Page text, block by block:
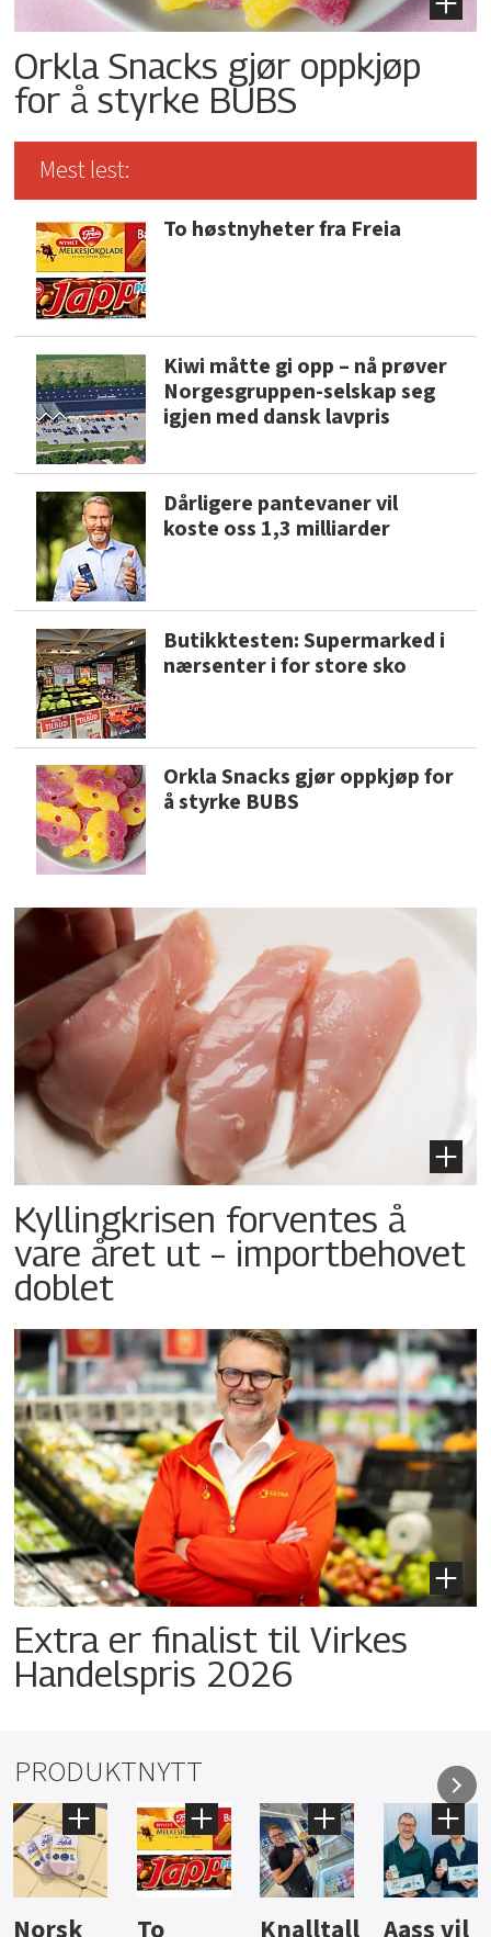
Orkla Snacks gjør oppkjøp
for å styrke BUBS
Mest lest:
To høstnyheter fra Freia
Kiwi måtte gi opp – nå prøver
Norgesgruppen-selskap seg
igjen med dansk lavpris
Dårligere pantevaner vil
koste oss 1,3 milliarder
Butikktesten: Supermarked i
nærsenter i for store sko
Orkla Snacks gjør oppkjøp for
å styrke BUBS
Kyllingkrisen forventes å
vare året ut – importbehovet
doblet
Extra er finalist til Virkes
Handelspris 2026
PRODUKTNYTT
Knalltall Aass vil Brus og Hard